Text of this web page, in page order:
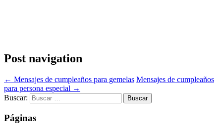
Post navigation
← Mensajes de cumpleaños para gemelas Mensajes de cumpleaños
para persona especial →
Buscar:
Páginas